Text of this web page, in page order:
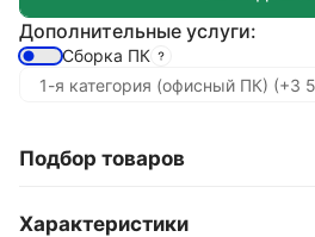
Дополнительные услуги:
Сборка ПК
Подбор товаров
Характеристики